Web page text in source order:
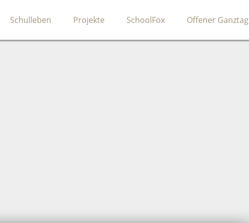
Schulleben Projekte SchoolFox Offener Ganztag